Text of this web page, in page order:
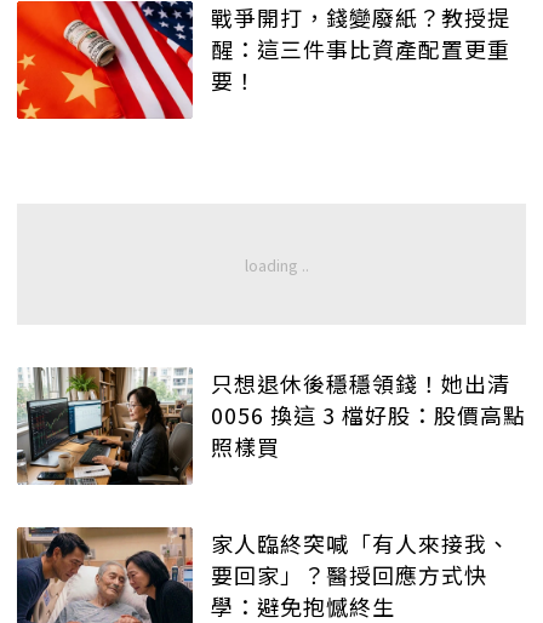
戰爭開打，錢變廢紙？教授提
醒：這三件事比資產配置更重
要！
只想退休後穩穩領錢！她出清
0056 換這 3 檔好股：股價高點
照樣買
家人臨終突喊「有人來接我、
要回家」？醫授回應方式快
學：避免抱憾終生